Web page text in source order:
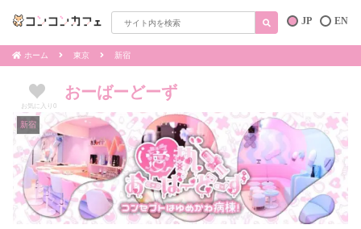
EN
JP
ホーム 東京 新宿
お気に入り 0
おーばーどーず
新宿